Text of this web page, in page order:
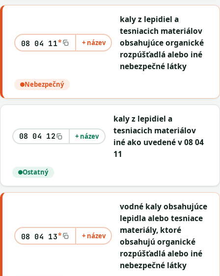
08 04 11* + název
kaly z lepidiel a
tesniacich materiálov
obsahujúce organické
rozpúšťadlá alebo iné
nebezpečné látky
Nebezpečný
08 04 12 + název
kaly z lepidiel a
tesniacich materiálov
iné ako uvedené v 08 04
11
Ostatný
08 04 13* + název
vodné kaly obsahujúce
lepidla alebo tesniace
materiály, ktoré
obsahujú organické
rozpúšťadlá alebo iné
nebezpečné látky